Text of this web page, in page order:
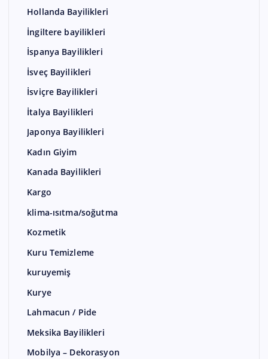
Hollanda Bayilikleri
İngiltere bayilikleri
İspanya Bayilikleri
İsveç Bayilikleri
İsviçre Bayilikleri
İtalya Bayilikleri
Japonya Bayilikleri
Kadın Giyim
Kanada Bayilikleri
Kargo
klima-ısıtma/soğutma
Kozmetik
Kuru Temizleme
kuruyemiş
Kurye
Lahmacun / Pide
Meksika Bayilikleri
Mobilya – Dekorasyon